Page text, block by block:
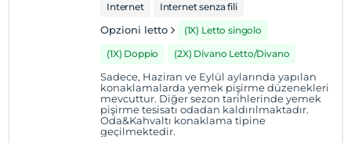
Animali non ammessi
camere non fumatori
Orari di check-in
I bambini di età inferiore a 1 non vengono addebitati
Ogni camera è gratuita per un massimo di 1 bambini di
Internet
Internet senza fili
Opzioni letto
(1X) Letto singolo
(1X) Doppio
(2X) Divano Letto/Divano
Sadece, Haziran ve Eylül aylarında yapılan
konaklamalarda yemek pişirme düzenekleri
mevcuttur. Diğer sezon tarihlerinde yemek
pişirme tesisatı odadan kaldırılmaktadır.
Oda&Kahvaltı konaklama tipine
geçilmektedir.